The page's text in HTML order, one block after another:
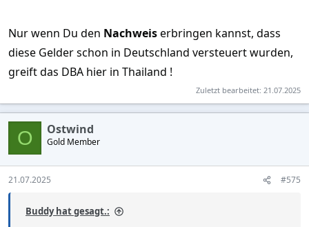
Nur wenn Du den Nachweiserbringen kannst, dass
diese Gelder schon in Deutschland versteuert wurden,
greift das DBA hier in Thailand !
Zuletzt bearbeitet: 21.07.2025
O Ostwind
Gold Member
21.07.2025 #575
Buddy hat gesagt.: